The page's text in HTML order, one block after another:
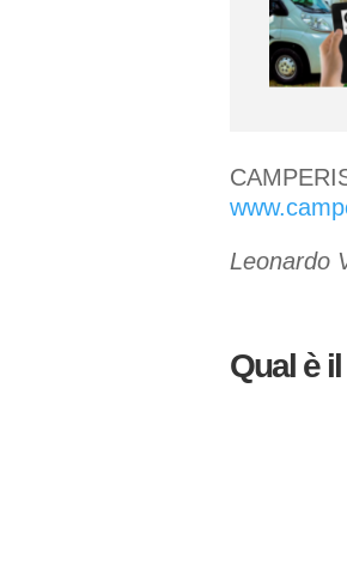
Leonardo
Qual è